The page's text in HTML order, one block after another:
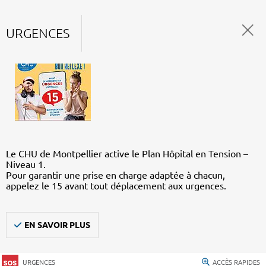
URGENCES
Le CHU de Montpellier active le Plan Hôpital en Tension –
Niveau 1.
Pour garantir une prise en charge adaptée à chacun,
appelez le 15 avant tout déplacement aux urgences.
EN SAVOIR PLUS
URGENCES ACCÈS RAPIDES